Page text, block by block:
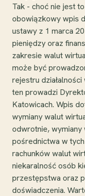
Tak - choć nie jest
obowiązkowy wpis
ustawy z 1 marca
pieniędzy oraz
zakresie walut
może być
rejestru
ten prowadzi
Katowicach. Wpis
wymiany walut
odwrotnie,
pośrednictwa w
rachunków walut
niekaralność osób
przestępstwa oraz
doświadczenia.